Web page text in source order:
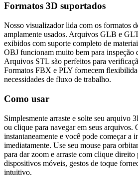
Formatos 3D suportados
Nosso visualizador lida com os formatos
amplamente usados. Arquivos GLB e
exibidos com suporte completo de
OBJ funcionam muito bem para inspeção
Arquivos STL são perfeitos para
Formatos FBX e PLY fornecem
necessidades de fluxo de trabalho.
Como usar
Simplesmente arraste e solte seu arquivo
ou clique para navegar em seus arquivos.
instantaneamente e você pode começar a
imediatamente. Use seu mouse para
para dar zoom e arraste com clique direito
dispositivos móveis, gestos de toque
intuitivo.